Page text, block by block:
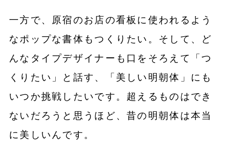
一方で、原宿のお店の看板に使われるよう
なポップな書体もつくりたい。そして、ど
んなタイプデザイナーも口をそろえて「つ
くりたい」と話す、「美しい明朝体」にも
いつか挑戦したいです。超えるものはでき
ないだろうと思うほど、昔の明朝体は本当
に美しいんです。